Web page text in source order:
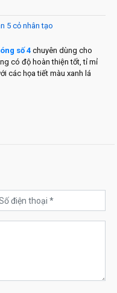
5 cỏ nhân tạo
số 4chuyên dùng cho
có độ hoàn thiện tốt, tỉ mỉ
các họa tiết màu xanh lá